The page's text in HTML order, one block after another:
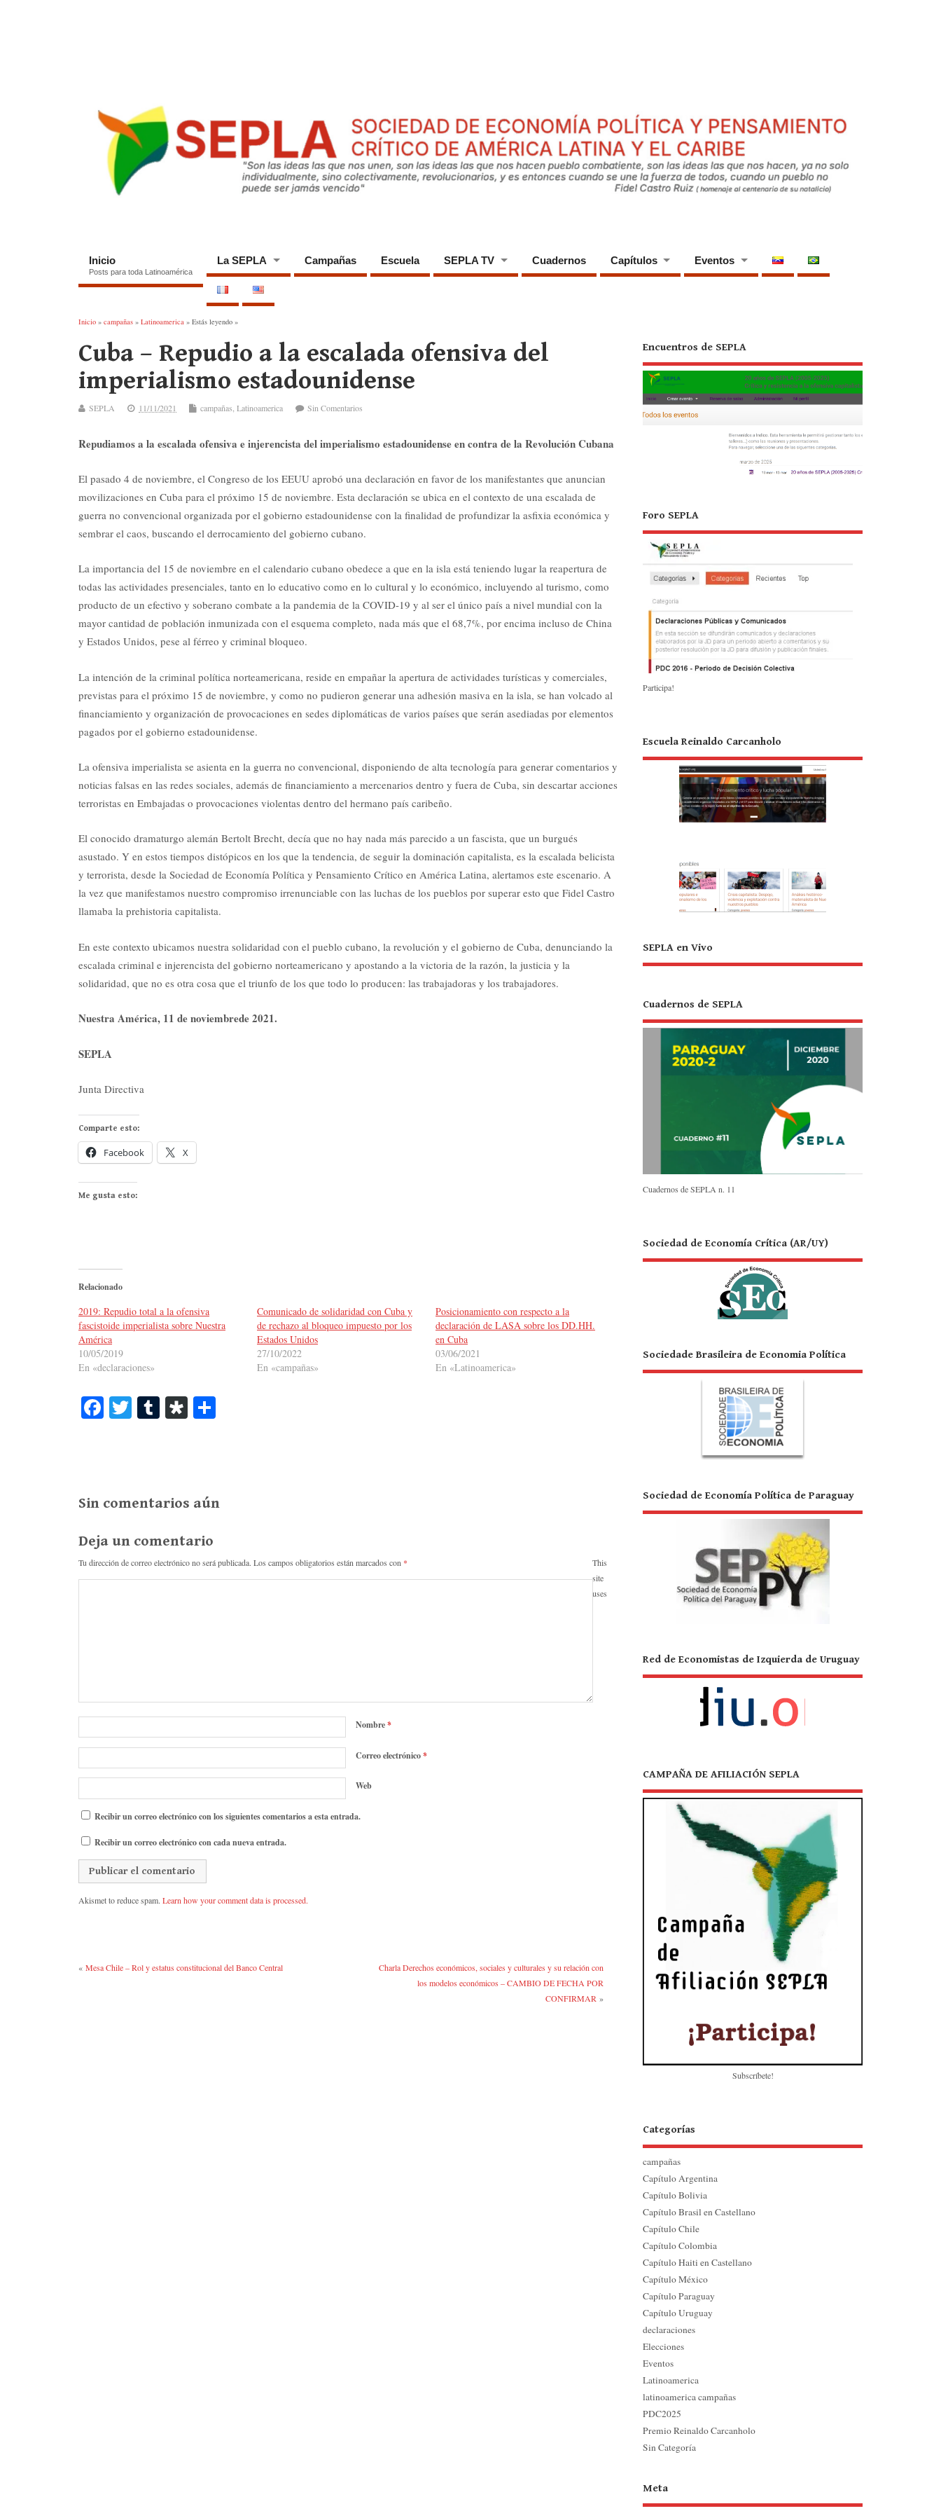
Inicio
Posts para toda Latinoamérica
La SEPLA Campañas Escuela SEPLA TV Cuadernos Capítulos Eventos
Inicio » campañas » Latinoamerica » Estás leyendo »
Cuba – Repudio a la escalada ofensiva del
imperialismo estadounidense
SEPLA 11/11/2021 campañas Latinoamerica Sin Comentarios
Repudiamos a la escalada ofensiva e injerencista del imperialismo estadounidense en contra de la Revolución Cubana
El pasado 4 de noviembre, el Congreso de los EEUU aprobó una declaración en favor de los manifestantes que anuncian
movilizaciones en Cuba para el próximo 15 de noviembre. Esta declaración se ubica en el contexto de una escalada de
guerra no convencional organizada por el gobierno estadounidense con la finalidad de profundizar la asfixia económica y
sembrar el caos, buscando el derrocamiento del gobierno cubano.
La importancia del 15 de noviembre en el calendario cubano obedece a que en la isla está teniendo lugar la reapertura de
todas las actividades presenciales, tanto en lo educativo como en lo cultural y lo económico, incluyendo al turismo, como
producto de un efectivo y soberano combate a la pandemia de la COVID-19 y al ser el único país a nivel mundial con la
mayor cantidad de población inmunizada con el esquema completo, nada más que el 68,7%, por encima incluso de China
y Estados Unidos, pese al férreo y criminal bloqueo.
La intención de la criminal política norteamericana, reside en empañar la apertura de actividades turísticas y comerciales,
previstas para el próximo 15 de noviembre, y como no pudieron generar una adhesión masiva en la isla, se han volcado al
financiamiento y organización de provocaciones en sedes diplomáticas de varios países que serán asediadas por elementos
pagados por el gobierno estadounidense.
La ofensiva imperialista se asienta en la guerra no convencional, disponiendo de alta tecnología para generar comentarios y
noticias falsas en las redes sociales, además de financiamiento a mercenarios dentro y fuera de Cuba, sin descartar acciones
terroristas en Embajadas o provocaciones violentas dentro del hermano país caribeño.
El conocido dramaturgo alemán Bertolt Brecht, decía que no hay nada más parecido a un fascista, que un burgués
asustado. Y en estos tiempos distópicos en los que la tendencia, de seguir la dominación capitalista, es la escalada belicista
y terrorista, desde la Sociedad de Economía Política y Pensamiento Crítico en América Latina, alertamos este escenario. A
la vez que manifestamos nuestro compromiso irrenunciable con las luchas de los pueblos por superar esto que Fidel Castro
llamaba la prehistoria capitalista.
En este contexto ubicamos nuestra solidaridad con el pueblo cubano, la revolución y el gobierno de Cuba, denunciando la
escalada criminal e injerencista del gobierno norteamericano y apostando a la victoria de la razón, la justicia y la
solidaridad, que no es otra cosa que el triunfo de los que todo lo producen: las trabajadoras y los trabajadores.
Nuestra América, 11 de noviembrede 2021.
SEPLA
Junta Directiva
Comparte esto:
Facebook X
Me gusta esto:
Relacionado
2019: Repudio total a la ofensiva
fascistoide imperialista sobre Nuestra
América
10/05/2019
En «declaraciones»
Comunicado de solidaridad con Cuba y
de rechazo al bloqueo impuesto por los
Estados Unidos
27/10/2022
En «campañas»
Posicionamiento con respecto a la
declaración de LASA sobre los DD.HH.
en Cuba
03/06/2021
En «Latinoamerica»
Fa T T
r
Di
rti
Sin comentarios aún
Deja un comentario
Tu dirección de correo electrónico no será publicada. Los campos obligatorios están marcados con *
Nombre*
Correo electrónico*
Web
Recibir un correo electrónico con los siguientes comentarios a esta entrada.
Recibir un correo electrónico con cada nueva entrada.
This
site
uses
Akismet to reduce spam. Learn how your comment data is processed.
« Mesa Chile – Rol y estatus constitucional del Banco Central
Charla Derechos económicos, sociales y culturales y su relación con
los modelos económicos – CAMBIO DE FECHA POR
CONFIRMAR »
Encuentros de SEPLA
Foro SEPLA
Participa!
Escuela Reinaldo Carcanholo
SEPLA en Vivo
Cuadernos de SEPLA
Cuadernos de SEPLA n. 11
Sociedad de Economía Crítica (AR/UY)
Sociedade Brasileira de Economia Política
Sociedad de Economía Política de Paraguay
Red de Economistas de Izquierda de Uruguay
CAMPAÑA DE AFILIACIÓN SEPLA
Subscríbete!
Categorías
campañas
Capítulo Argentina
Capítulo Bolivia
Capítulo Brasil en Castellano
Capítulo Chile
Capítulo Colombia
Capítulo Haiti en Castellano
Capítulo México
Capítulo Paraguay
Capítulo Uruguay
declaraciones
Elecciones
Eventos
Latinoamerica
latinoamerica campañas
PDC2025
Premio Reinaldo Carcanholo
Sin Categoría
Meta